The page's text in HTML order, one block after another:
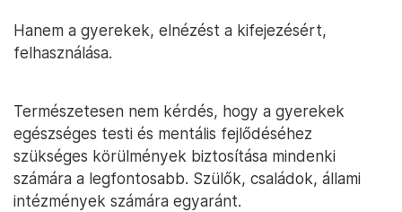
Hanem a gyerekek, elnézést a kifejezésért,
felhasználása.
Természetesen nem kérdés, hogy a gyerekek
egészséges testi és mentális fejlődéséhez
szükséges körülmények biztosítása mindenki
számára a legfontosabb. Szülők, családok, állami
intézmények számára egyaránt.